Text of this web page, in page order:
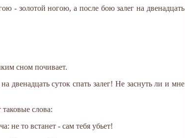
- золотой ногою, а после бою залег на двенадцать
сном почивает.
двенадцать суток спать залег! Не заснуть ли и мне
слова:
не то встанет - сам тебя убьет!